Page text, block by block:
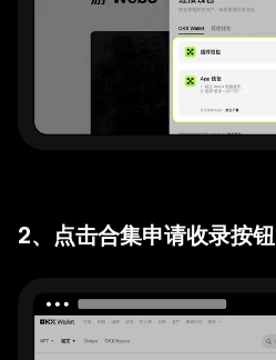
2、点击合集申请收录按钮